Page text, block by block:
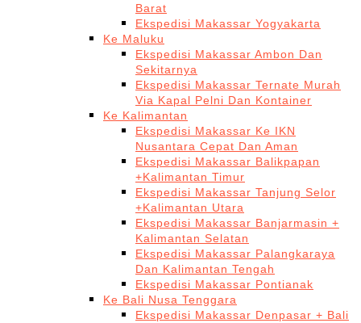
Barat
Ekspedisi Makassar Yogyakarta
Ke Maluku
Ekspedisi Makassar Ambon Dan
Sekitarnya
Ekspedisi Makassar Ternate Murah
Via Kapal Pelni Dan Kontainer
Ke Kalimantan
Ekspedisi Makassar Ke IKN
Nusantara Cepat Dan Aman
Ekspedisi Makassar Balikpapan
+Kalimantan Timur
Ekspedisi Makassar Tanjung Selor
+Kalimantan Utara
Ekspedisi Makassar Banjarmasin +
Kalimantan Selatan
Ekspedisi Makassar Palangkaraya
Dan Kalimantan Tengah
Ekspedisi Makassar Pontianak
Ke Bali Nusa Tenggara
Ekspedisi Makassar Denpasar + Bali